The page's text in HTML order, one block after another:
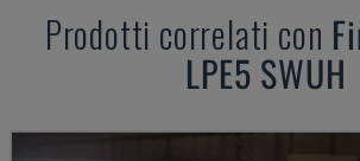
Prodotti correlati con
LPE5 SWUH